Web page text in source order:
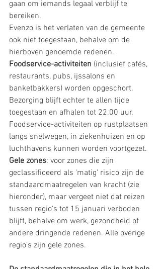
gaan om iemands legaal verblijf te
bereiken.
Evenzo is het verlaten van de gemeente
ook niet toegestaan, behalve om de
hierboven genoemde redenen.
Foodservice-activiteiten (inclusief cafés,
restaurants, pubs, ijssalons en
banketbakkers) worden opgeschort.
Bezorging blijft echter te allen tijde
toegestaan ​​en afhalen tot 22.00 uur.
Foodservice-activiteiten op rustplaatsen
langs snelwegen, in ziekenhuizen en op
luchthavens kunnen worden voortgezet.
Gele zones: voor zones die zijn
geclassificeerd als 'matig' risico zijn de
standaardmaatregelen van kracht (zie
hieronder), maar vergeet niet dat reizen
tussen regio's tot 15 januari verboden
blijft, behalve om werk, gezondheid of
andere dringende redenen. Alle overige
regio's zijn gele zones.